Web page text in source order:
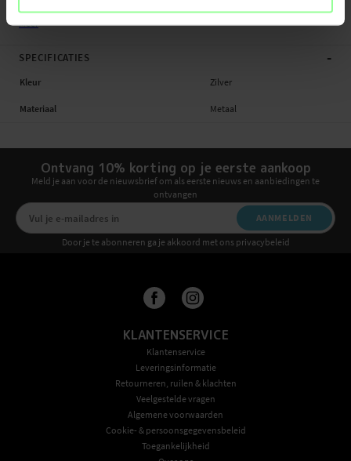
Meer
SPECIFICATIES -
Kleur Zilver
Materiaal Metaal
Ontvang 10% korting op je eerste aankoop
Meld je aan voor de nieuwsbrief om als eerste nieuws en aanbiedingen te
ontvangen
AANMELDEN
Door je te abonneren ga je akkoord met ons privacybeleid
KLANTENSERVICE
Klantenservice
Leveringsinformatie
Retourneren, ruilen & klachten
Veelgestelde vragen
Algemene voorwaarden
Cookie- & persoonsgegevensbeleid
Toegankelijkheid